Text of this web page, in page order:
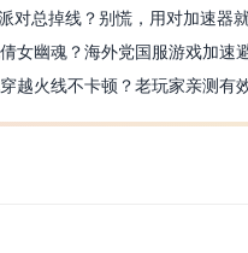
对总掉线？别慌，用对加速器